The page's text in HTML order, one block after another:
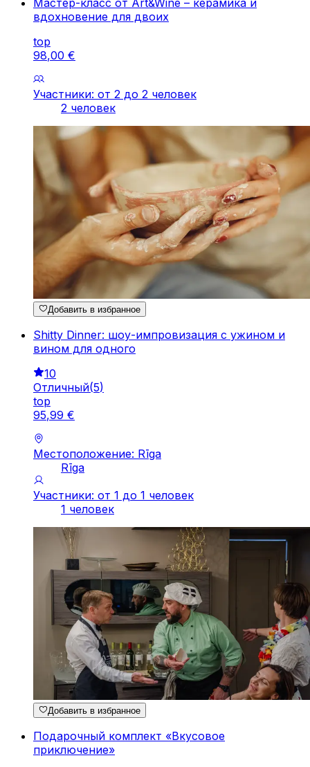
вдохновение для двоих
top
98,00 €
Участники: от 2 до 2 человек
2 человек
Добавить в избранное
Shitty Dinner: шоу-импровизация с ужином и
вином для одного
10
Отличный(5)
top
95,99 €
Местоположение: Rīga
Rīga
Участники: от 1 до 1 человек
1 человек
Добавить в избранное
Подарочный комплект «Вкусовое
приключение»